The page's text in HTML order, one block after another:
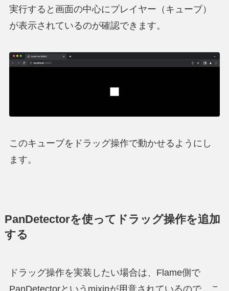
実行すると画面の中心にプレイヤー（キューブ）
が表示されているのが確認できます。
このキューブをドラッグ操作で動かせるようにし
ます。
PanDetectorを使ってドラッグ操作を追加
する
ドラッグ操作を実装したい場合は、Flame側で